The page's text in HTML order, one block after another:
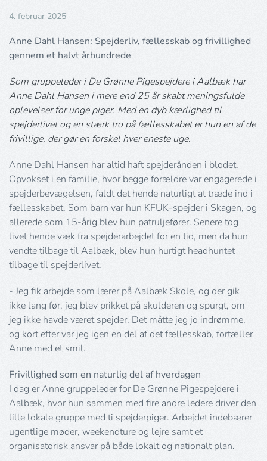
4. februar 2025
Anne Dahl Hansen: Spejderliv, fællesskab og frivillighed
gennem et halvt århundrede
Som gruppeleder i De Grønne Pigespejdere i Aalbæk har
Anne Dahl Hansen i mere end 25 år skabt meningsfulde
oplevelser for unge piger. Med en dyb kærlighed til
spejderlivet og en stærk tro på fællesskabet er hun en af de
frivillige, der gør en forskel hver eneste uge.
Anne Dahl Hansen har altid haft spejderånden i blodet.
Opvokset i en familie, hvor begge forældre var engagerede i
spejderbevægelsen, faldt det hende naturligt at træde ind i
fællesskabet. Som barn var hun KFUK-spejder i Skagen, og
allerede som 15-årig blev hun patruljefører. Senere tog
livet hende væk fra spejderarbejdet for en tid, men da hun
vendte tilbage til Aalbæk, blev hun hurtigt headhuntet
tilbage til spejderlivet.
- Jeg fik arbejde som lærer på Aalbæk Skole, og der gik
ikke lang før, jeg blev prikket på skulderen og spurgt, om
jeg ikke havde været spejder. Det måtte jeg jo indrømme,
og kort efter var jeg igen en del af det fællesskab, fortæller
Anne med et smil.
Frivillighed som en naturlig del af hverdagen
I dag er Anne gruppeleder for De Grønne Pigespejdere i
Aalbæk, hvor hun sammen med fire andre ledere driver den
lille lokale gruppe med ti spejderpiger. Arbejdet indebærer
ugentlige møder, weekendture og lejre samt et
organisatorisk ansvar på både lokalt og nationalt plan.